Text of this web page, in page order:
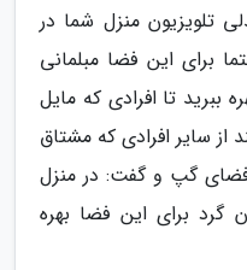
تلویزیون منزل شما در
برای این فضا مبلمانی
ببرید تا افرادی که مایل
از سایر افرادی که مشتاق
فضای گپ و گفت: در منزل
گرد برای این فضا بهره